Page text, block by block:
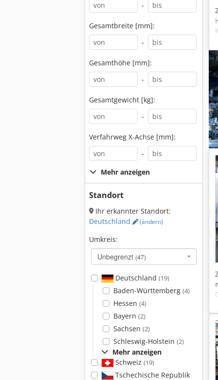
-
Gesamtbreite [mm]:
-
Gesamthöhe [mm]:
-
Gesamtgewicht [kg]:
-
Verfahrweg X-Achse [mm]:
-
Mehr anzeigen
Standort
Ihr erkannter Standort:
Deutschland
(ändern)
Umkreis:
Unbegrenzt (47)
Deutschland (19)
Baden-Württemberg (4)
Hessen (4)
Bayern (2)
Sachsen (2)
Schleswig-Holstein (2)
Mehr anzeigen
Schweiz (19)
Tschechische Republik